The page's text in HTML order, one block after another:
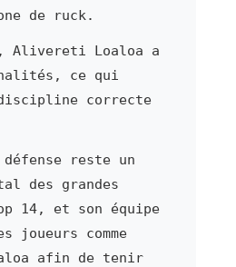
de ruck.
Alivereti Loaloa a
ce qui
correcte
reste un
des grandes
14, et son équipe
joueurs comme
afin de tenir